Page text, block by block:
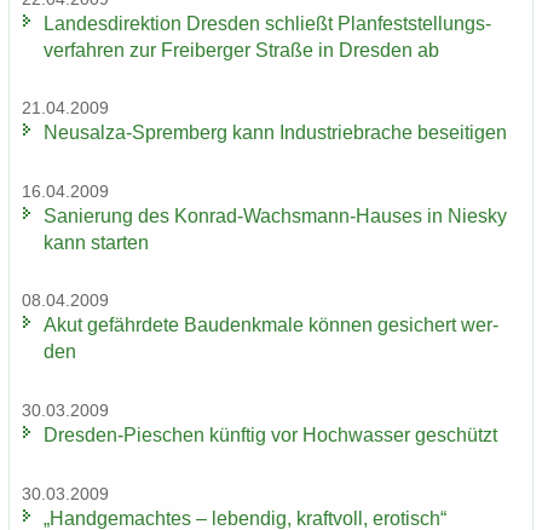
Lan­des­di­rek­ti­on Dres­den schließt Plan­fest­stel­lungs­
ver­fah­ren zur Frei­ber­ger Stra­ße in Dres­den ab
21.04.2009
Neusalza-​Spremberg kann In­dus­trie­bra­che be­sei­ti­gen
16.04.2009
Sa­nie­rung des Konrad-​Wachsmann-Hauses in Nies­ky
kann star­ten
08.04.2009
Akut ge­fähr­de­te Bau­denk­ma­le kön­nen ge­si­chert wer­
den
30.03.2009
Dresden-​Pieschen künf­tig vor Hoch­was­ser ge­schützt
30.03.2009
„Hand­ge­mach­tes – le­ben­dig, kraft­voll, ero­tisch“